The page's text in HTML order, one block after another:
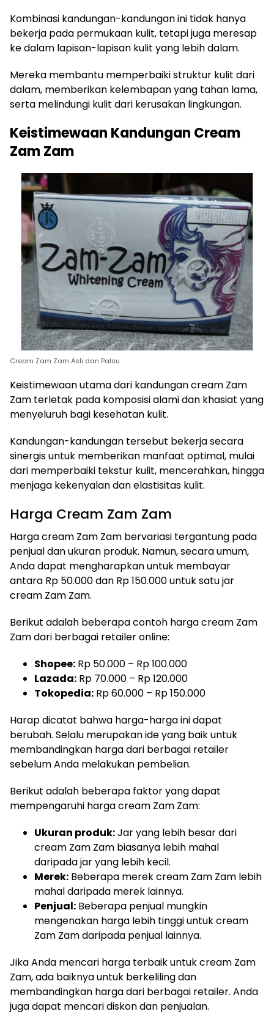
Kombinasi kandungan-kandungan ini tidak hanya
bekerja pada permukaan kulit, tetapi juga meresap
ke dalam lapisan-lapisan kulit yang lebih dalam.
Mereka membantu memperbaiki struktur kulit dari
dalam, memberikan kelembapan yang tahan lama,
serta melindungi kulit dari kerusakan lingkungan.
Keistimewaan Kandungan Cream
Zam Zam
Cream Zam Zam Asli dan Palsu
Keistimewaan utama dari kandungan cream Zam
Zam terletak pada komposisi alami dan khasiat yang
menyeluruh bagi kesehatan kulit.
Kandungan-kandungan tersebut bekerja secara
sinergis untuk memberikan manfaat optimal, mulai
dari memperbaiki tekstur kulit, mencerahkan, hingga
menjaga kekenyalan dan elastisitas kulit.
Harga Cream Zam Zam
Harga cream Zam Zam bervariasi tergantung pada
penjual dan ukuran produk. Namun, secara umum,
Anda dapat mengharapkan untuk membayar
antara Rp 50.000 dan Rp 150.000 untuk satu jar
cream Zam Zam.
Berikut adalah beberapa contoh harga cream Zam
Zam dari berbagai retailer online:
Shopee: Rp 50.000 – Rp 100.000
Lazada: Rp 70.000 – Rp 120.000
Tokopedia: Rp 60.000 – Rp 150.000
Harap dicatat bahwa harga-harga ini dapat
berubah. Selalu merupakan ide yang baik untuk
membandingkan harga dari berbagai retailer
sebelum Anda melakukan pembelian.
Berikut adalah beberapa faktor yang dapat
mempengaruhi harga cream Zam Zam:
Ukuran produk:Jar yang lebih besar dari
cream Zam Zam biasanya lebih mahal
daripada jar yang lebih kecil.
Merek: Beberapa merek cream Zam Zam lebih
mahal daripada merek lainnya.
Penjual: Beberapa penjual mungkin
mengenakan harga lebih tinggi untuk cream
Zam Zam daripada penjual lainnya.
Jika Anda mencari harga terbaik untuk cream Zam
Zam, ada baiknya untuk berkeliling dan
membandingkan harga dari berbagai retailer. Anda
juga dapat mencari diskon dan penjualan.